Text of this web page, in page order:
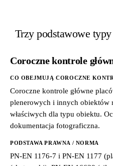
Trzy podstawowe
Coroczne kontrole
CO OBEJMUJĄ COROCZNE
Coroczne kontrole główne
plenerowych i innych obiektów
właściwych dla typu obiektu.
dokumentacja fotograficzna.
PODSTAWA PRAWNA / NORMA
PN-EN 1176-7 i PN-EN 1177